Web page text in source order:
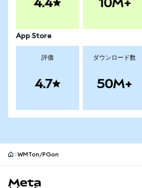
App Store
評価
4.7
ダウンロード数
50M+
WMTon/PGon